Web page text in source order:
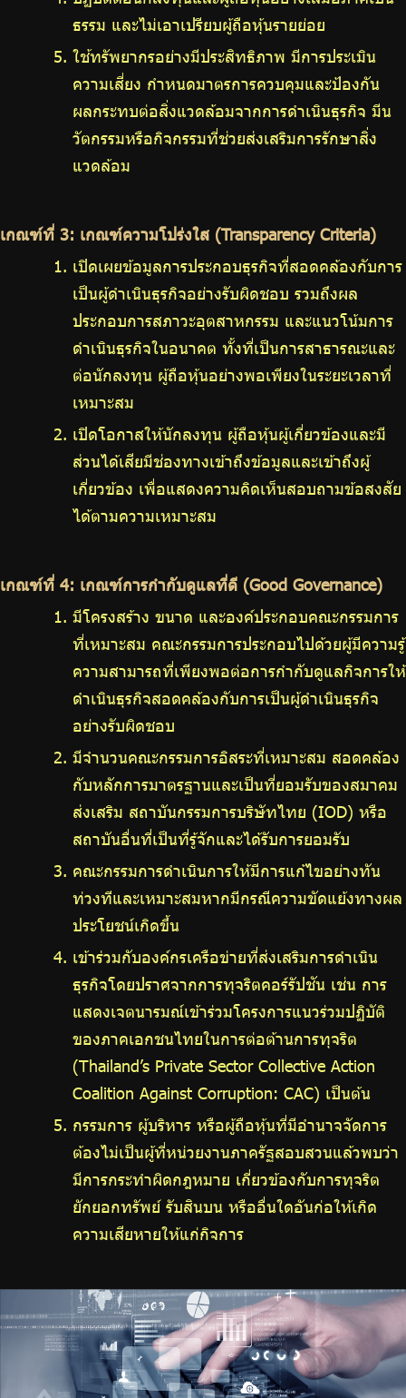
ธรรม และไม่เอาเปรียบผู้ถือหุ้นรายย่อย
ใช้ทรัพยากรอย่างมีประสิทธิภาพ มีการประเมิน
ความเสี่ยง กำหนดมาตรการควบคุมและป้องกัน
ผลกระทบต่อสิ่งแวดล้อมจากการดำเนินธุรกิจ มีน
วัตกรรมหรือกิจกรรมที่ช่วยส่งเสริมการรักษาสิ่ง
แวดล้อม
เกณฑ์ที่ 3: เกณฑ์ความโปร่งใส (Transparency Criteria)
เปิดเผยข้อมูลการประกอบธุรกิจที่สอดคล้องกับการ
เป็นผู้ดำเนินธุรกิจอย่างรับผิดชอบ รวมถึงผล
ประกอบการสภาวะอุตสาหกรรม และแนวโน้มการ
ดำเนินธุรกิจในอนาคต ทั้งที่เป็นการสาธารณะและ
ต่อนักลงทุน ผู้ถือหุ้นอย่างพอเพียงในระยะเวลาที่
เหมาะสม
เปิดโอกาสให้นักลงทุน ผู้ถือหุ้นผู้เกี่ยวข้องและมี
ส่วนได้เสียมีช่องทางเข้าถึงข้อมูลและเข้าถึงผู้
เกี่ยวข้อง เพื่อแสดงความคิดเห็นสอบถามข้อสงสัย
ได้ตามความเหมาะสม
เกณฑ์ที่ 4: เกณฑ์การกำกับดูแลที่ดี (Good Governance)
มีโครงสร้าง ขนาด และองค์ประกอบคณะกรรมการ
ที่เหมาะสม คณะกรรมการประกอบไปด้วยผู้มีความรู้
ความสามารถที่เพียงพอต่อการกำกับดูแลกิจการให้
ดำเนินธุรกิจสอดคล้องกับการเป็นผู้ดำเนินธุรกิจ
อย่างรับผิดชอบ
มีจำนวนคณะกรรมการอิสระที่เหมาะสม สอดคล้อง
กับหลักการมาตรฐานและเป็นที่ยอมรับของสมาคม
ส่งเสริม สถาบันกรรมการบริษัทไทย (IOD) หรือ
สถาบันอื่นที่เป็นที่รู้จักและได้รับการยอมรับ
คณะกรรมการดำเนินการให้มีการแก้ไขอย่างทัน
ท่วงทีและเหมาะสมหากมีกรณีความขัดแย้งทางผล
ประโยชน์เกิดขึ้น
เข้าร่วมกับองค์กรเครือข่ายที่ส่งเสริมการดำเนิน
ธุรกิจโดยปราศจากการทุจริตคอร์รัปชัน เช่น การ
แสดงเจตนารมณ์เข้าร่วมโครงการแนวร่วมปฏิบัติ
ของภาคเอกชนไทยในการต่อต้านการทุจริต
(Thailand’s Private Sector Collective Action
Coalition Against Corruption: CAC) เป็นต้น
กรรมการ ผู้บริหาร หรือผู้ถือหุ้นที่มีอำนาจจัดการ
ต้องไม่เป็นผู้ที่หน่วยงานภาครัฐสอบสวนแล้วพบว่า
มีการกระทำผิดกฎหมาย เกี่ยวข้องกับการทุจริต
ยักยอกทรัพย์ รับสินบน หรืออื่นใดอันก่อให้เกิด
ความเสียหายให้แก่กิจการ